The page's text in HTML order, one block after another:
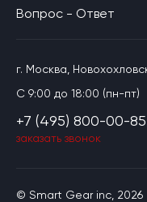
© Smart Gear inc, 2026
Вопрос - Ответ
г. Москва,
C 9:00 до 18:00 (пн-пт)
+7 (495) 800-00-85
заказать звонок